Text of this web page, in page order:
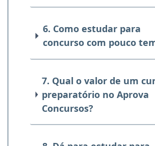
6. Como estudar para
concurso com pouco
7. Qual o valor de um
preparatório no Aprova
Concursos?